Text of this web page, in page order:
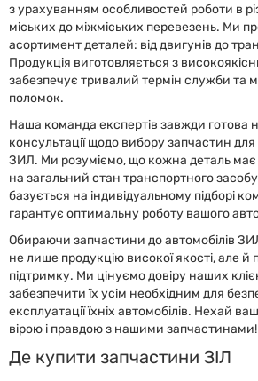
з урахуванням особливостей роботи в
міських до міжміських перевезень. Ми
асортимент деталей: від двигунів до
Продукція виготовляється з
забезпечує тривалий термін служби та
поломок.
Наша команда експертів завжди готова
консультації щодо вибору запчастин
ЗИЛ. Ми розуміємо, що кожна деталь має
на загальний стан транспортного
базується на індивідуальному підборі
гарантує оптимальну роботу вашого
Обираючи запчастини до автомобілів
не лише продукцію високої якості, але й
підтримку. Ми цінуємо довіру наших
забезпечити їх усім необхідним для
експлуатації їхніх автомобілів. Нехай
вірою і правдою з нашими запчастинами!
Де купити запчастини ЗІЛ